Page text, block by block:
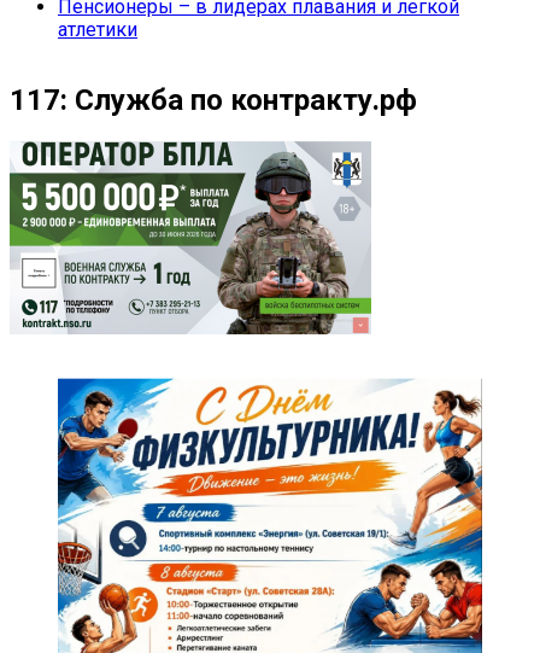
Пенсионеры – в лидерах плавания и легкой
атлетики
117: Служба по контракту.рф